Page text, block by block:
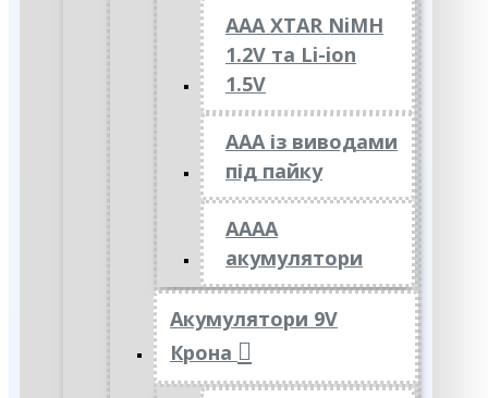
AAA XTAR NiMH
1.2V та Li-ion
1.5V
ААА із виводами
під пайку
АААА
акумулятори
Акумулятори 9V
Крона